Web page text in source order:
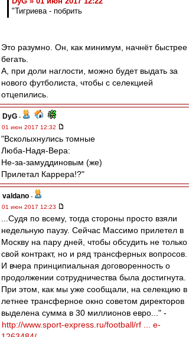
"Тигриева - побрить
Это разумно. Он, как минимум, начнёт быстрее
бегать.
А, при доли наглости, можно будет выдать за
нового футболиста, чтобы с селекцией
отцепились.
DyG -
01 июн 2017 12:32
"Всколыхнулись томные
Люба-Надя-Вера:
Не-за-замуддиновым (же)
Прилетал Каррера!?"
valdano -
01 июн 2017 12:23
...Судя по всему, тогда стороны просто взяли
недельную паузу. Сейчас Массимо прилетел в
Москву на пару дней, чтобы обсудить не только
свой контракт, но и ряд трансферных вопросов.
И вчера принципиальная договоренность о
продолжении сотрудничества была достигнута.
При этом, как мы уже сообщали, на селекцию в
летнее трансферное окно советом директоров
выделена сумма в 30 миллионов евро..." -
http://www.sport-express.ru/football/rf ... e-